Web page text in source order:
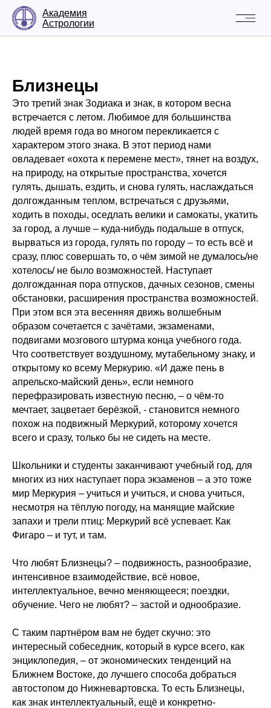
Академия
Астрологии
Близнецы
Это третий знак Зодиака и знак, в котором весна
встречается с летом. Любимое для большинства
людей время года во многом перекликается с
характером этого знака. В этот период нами
овладевает «охота к перемене мест», тянет на воздух,
на природу, на открытые пространства, хочется
гулять, дышать, ездить, и снова гулять, наслаждаться
долгожданным теплом, встречаться с друзьями,
ходить в походы, оседлать велики и самокаты, укатить
за город, а лучше – куда-нибудь подальше в отпуск,
вырваться из города, гулять по городу – то есть всё и
сразу, плюс совершать то, о чём зимой не думалось/не
хотелось/ не было возможностей. Наступает
долгожданная пора отпусков, дачных сезонов, смены
обстановки, расширения пространства возможностей.
При этом вся эта весенняя движь волшебным
образом сочетается с зачётами, экзаменами,
подвигами мозгового штурма конца учебного года.
Что соответствует воздушному, мутабельному знаку, и
открытому ко всему Меркурию. «И даже пень в
апрельско-майский день», если немного
перефразировать известную песню, – о чём-то
мечтает, зацветает берёзкой, - становится немного
похож на подвижный Меркурий, которому хочется
всего и сразу, только бы не сидеть на месте.
Школьники и студенты заканчивают учебный год, для
многих из них наступает пора экзаменов – а это тоже
мир Меркурия – учиться и учиться, и снова учиться,
несмотря на тёплую погоду, на манящие майские
запахи и трели птиц: Меркурий всё успевает. Как
Фигаро – и тут, и там.
Что любят Близнецы? – подвижность, разнообразие,
интенсивное взаимодействие, всё новое,
интеллектуальное, вечно меняющееся; поездки,
обучение. Чего не любят? – застой и однообразие.
С таким партнёром вам не будет скучно: это
интересный собеседник, который в курсе всего, как
энциклопедия, – от экономических тенденций на
Ближнем Востоке, до лучшего способа добраться
автостопом до Нижневартовска. То есть Близнецы,
как знак интеллектуальный, ещё и конкретно-